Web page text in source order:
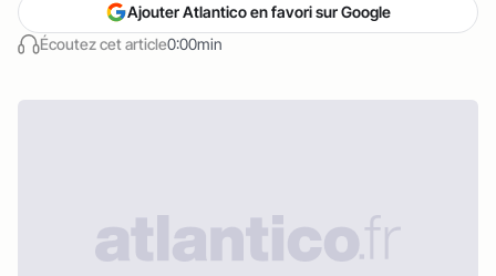
Écoutez cet article0:00min
Ajouter Atlantico en favori sur Google